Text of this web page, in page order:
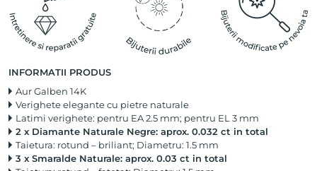
INFORMATII PRODUS
Aur Galben 14K
Verighete elegante cu pietre naturale
Latimi verighete: pentru EA 2.5 mm; pentru EL 3 mm
2 x Diamante Naturale Negre: aprox. 0.032 ct in total
Taietura: rotund – briliant; Diametru: 1.5 mm
3 x Smaralde Naturale: aprox. 0.03 ct in total